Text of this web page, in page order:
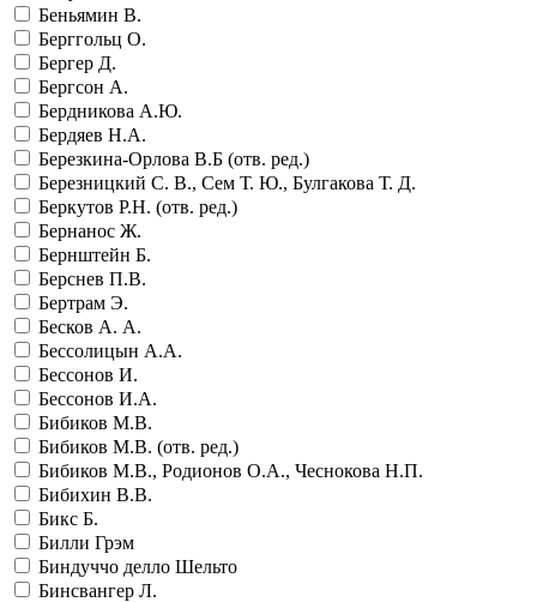
Беньямин В.
Берггольц О.
Бергер Д.
Бергсон А.
Бердникова А.Ю.
Бердяев Н.А.
Березкина-Орлова В.Б (отв. ред.)
Березницкий С. В., Сем Т. Ю., Булгакова Т. Д.
Беркутов Р.Н. (отв. ред.)
Бернанос Ж.
Бернштейн Б.
Берснев П.В.
Бертрам Э.
Бесков А. А.
Бессолицын А.А.
Бессонов И.
Бессонов И.А.
Бибиков М.В.
Бибиков М.В. (отв. ред.)
Бибиков М.В., Родионов О.А., Чеснокова Н.П.
Бибихин В.В.
Бикс Б.
Билли Грэм
Биндуччо делло Шельто
Бинсвангер Л.